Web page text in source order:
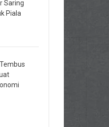
Saring
Piala